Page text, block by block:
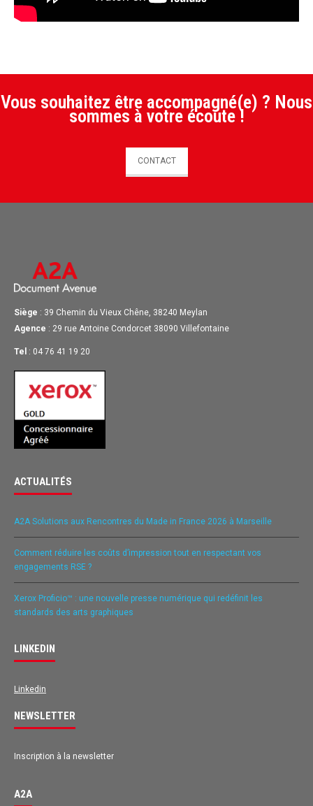
Vous souhaitez être accompagné(e) ? Nous
sommes à votre écoute !
CONTACT
Siège : 39 Chemin du Vieux Chêne, 38240 Meylan
Agence : 29 rue Antoine Condorcet 38090 Villefontaine
Tel : 04 76 41 19 20
ACTUALITÉS
A2A Solutions aux Rencontres du Made in France 2026 à Marseille
Comment réduire les coûts d’impression tout en respectant vos
engagements RSE ?
Xerox Proficio™ : une nouvelle presse numérique qui redéfinit les
standards des arts graphiques
LINKEDIN
Linkedin
NEWSLETTER
Inscription à la newsletter
A2A